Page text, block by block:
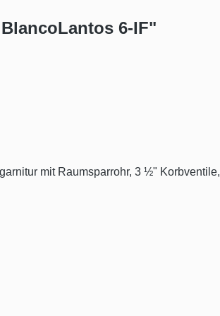
6-IF"
mit Raumsparrohr, 3 ½" Korbventile,